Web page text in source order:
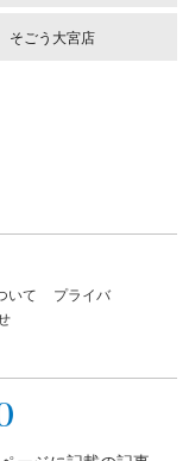
そごう大宮店
いて
プライバ